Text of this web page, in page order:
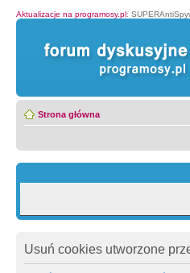
Aktualizacje na programosy.pl:
Strona główna
Usuń cookies utworzone